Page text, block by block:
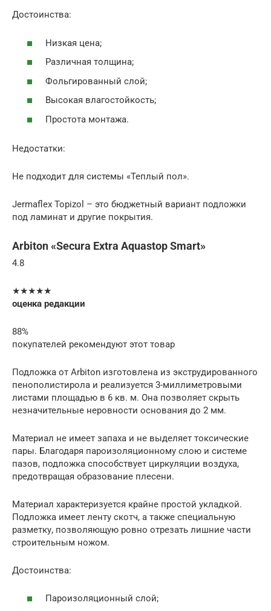
Достоинства:
Низкая цена;
Различная толщина;
Фольгированный слой;
Высокая влагостойкость;
Простота монтажа.
Недостатки:
Не подходит для системы «Теплый пол».
Jermaflex Topizol – это бюджетный вариант подложки
под ламинат и другие покрытия.
Arbiton «Secura Extra Aquastop Smart»
4.8
★★★★★
оценка редакции
88%
покупателей рекомендуют этот товар
Подложка от Arbiton изготовлена из экструдированного
пенополистирола и реализуется 3-миллиметровыми
листами площадью в 6 кв. м. Она позволяет скрыть
незначительные неровности основания до 2 мм.
Материал не имеет запаха и не выделяет токсические
пары. Благодаря пароизоляционному слою и системе
пазов, подложка способствует циркуляции воздуха,
предотвращая образование плесени.
Материал характеризуется крайне простой укладкой.
Подложка имеет ленту скотч, а также специальную
разметку, позволяющую ровно отрезать лишние части
строительным ножом.
Достоинства:
Пароизоляционный слой;